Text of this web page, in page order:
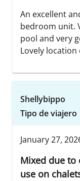
An excellent
bedroom unit.
pool and very
Lovely location
Shellybippo
Tipo de viajero
January 27,
Mixed due to
use on